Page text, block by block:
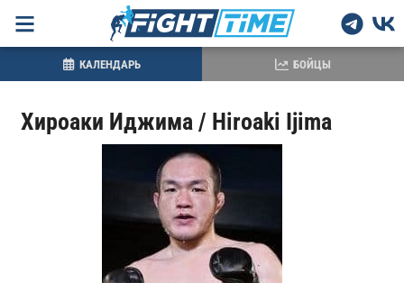
Хироаки Иджима / Hiroaki Ijima
КАЛЕНДАРЬ БОЙЦЫ